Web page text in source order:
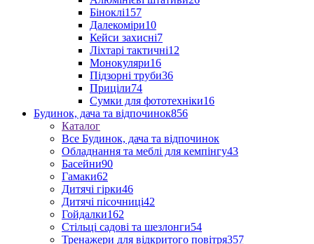
Біноклі157
Далекоміри10
Кейси захисні7
Ліхтарі тактичні12
Монокуляри16
Підзорні труби36
Приціли74
Сумки для фототехніки16
Будинок, дача та відпочинок856
Каталог
Все Будинок, дача та відпочинок
Обладнання та меблі для кемпінгу43
Басейни90
Гамаки62
Дитячі гірки46
Дитячі пісочниці42
Гойдалки162
Стільці садові та шезлонги54
Тренажери для відкритого повітря357